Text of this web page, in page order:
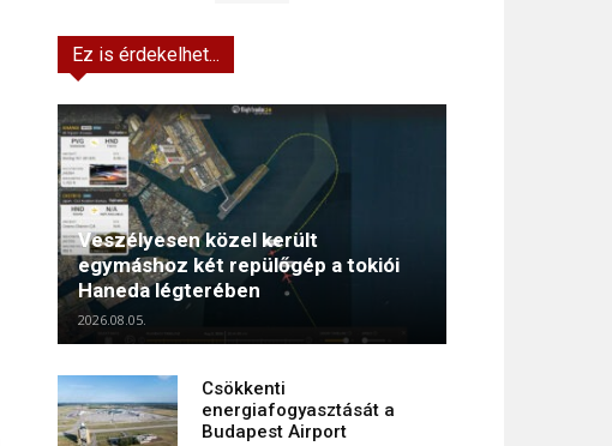
Ez is érdekelhet...
Veszélyesen közel került
egymáshoz két repülőgép a tokiói
Haneda légterében
2026.08.05.
Csökkenti
energiafogyasztását a
Budapest Airport